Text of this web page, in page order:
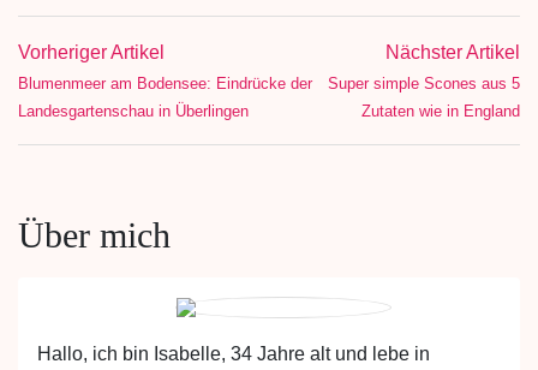
Vorheriger Artikel
Blumenmeer am Bodensee: Eindrücke der
Landesgartenschau in Überlingen
Nächster Artikel
Super simple Scones aus 5
Zutaten wie in England
Über mich
Hallo, ich bin Isabelle, 34 Jahre alt und lebe in